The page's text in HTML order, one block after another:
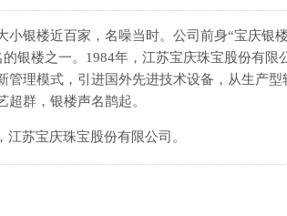
银楼近百家，名噪当时。公司前身“宝庆银楼
银楼之一。1984年，江苏宝庆珠宝股份有限
理模式，引进国外先进技术设备，从生产
群，银楼声名鹊起。
苏宝庆珠宝股份有限公司。